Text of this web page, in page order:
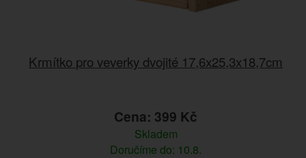
Krmítko pro veverky dvojité 17,6x25,3x18,7cm
Cena: 399 Kč
Skladem
Doručíme do: 10.8.